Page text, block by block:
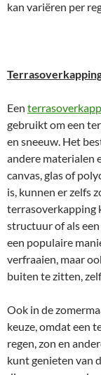
kan variëren per
Een
gebruikt om een
en sneeuw. Het
andere materialen
canvas, glas of
is, kunnen er zelfs
terrasoverkapping
structuur of als
een populaire
verfraaien, maar
buiten te zitten,
Ook in de
keuze, omdat een
regen, zon en
kunt genieten van